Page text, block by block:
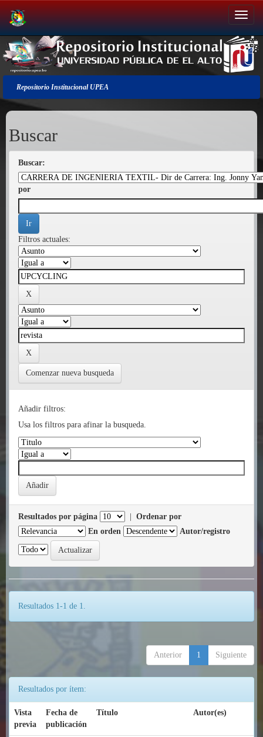
Salir
de
la
navegación
Repositorio Institucional UPEA
Buscar
Buscar:
por
Filtros actuales:
Comenzar nueva busqueda
Añadir filtros:
Usa los filtros para afinar la busqueda.
Resultados por página
Ordenar por
En orden
Autor/registro
Resultados 1-1 de 1.
Anterior 1 Siguiente
Resultados por ítem:
Vista
previa
Fecha de
publicación
Título Autor(es)